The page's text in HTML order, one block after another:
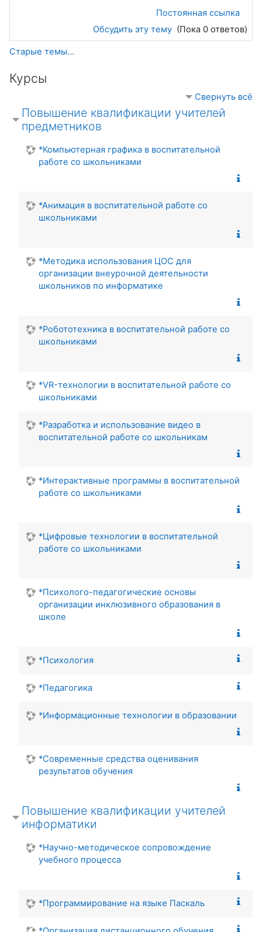
Постоянная ссылка
Обсудить эту тему (Пока 0 ответов)
Старые темы...
Курсы
Свернуть всё
Повышение квалификации учителей
предметников
*Компьютерная графика в воспитательной
работе со школьниками
*Анимация в воспитательной работе со
школьниками
*Методика использования ЦОС для
организации внеурочной деятельности
школьников по информатике
*Робототехника в воспитательной работе со
школьниками
*VR-технологии в воспитательной работе со
школьниками
*Разработка и использование видео в
воспитательной работе со школьникам
*Интерактивные программы в воспитательной
работе со школьниками
*Цифровые технологии в воспитательной
работе со школьниками
*Психолого-педагогические основы
организации инклюзивного образования в
школе
*Психология
*Педагогика
*Информационные технологии в образовании
*Современные средства оценивания
результатов обучения
Повышение квалификации учителей
информатики
*Научно-методическое сопровождение
учебного процесса
*Программирование на языке Паскаль